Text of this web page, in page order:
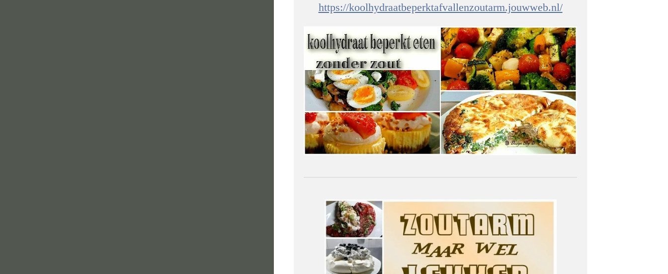
https://koolhydraatbeperktafvallenzoutarm.jouwweb.nl/